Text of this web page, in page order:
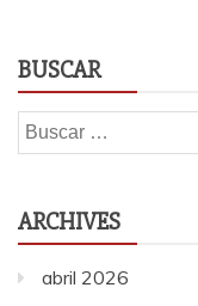
BUSCAR
Buscar:
ARCHIVES
abril 2026